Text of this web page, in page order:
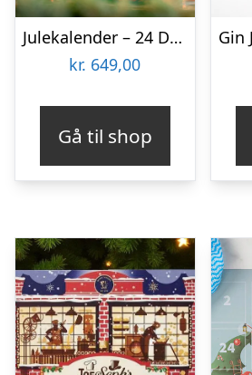
Julekalender – 24 Days of Rum (incl. 2 glas)
kr. 649,00
Gå til shop